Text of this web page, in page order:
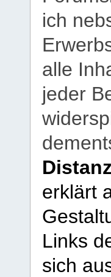
ich
alle
jeder
erklärt
Links
sich